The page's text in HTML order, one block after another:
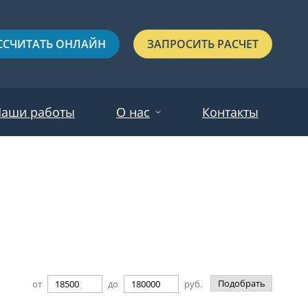
ОНЛАЙН ЗАПРОСИТЬ РАСЧЕТ
С выдавленным рисунком
работы О нас Контакты
от до руб. Подобрать